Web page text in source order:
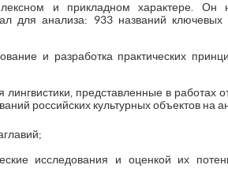
и прикладном характере. Он
для анализа: 933 названий ключевых
и разработка практических
представленные в работах
российских культурных объектов на
исследования и оценкой их